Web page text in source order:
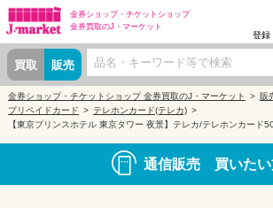
金券ショップ・ チケットショップ
金券買取のJ・マーケット
買取 販売
登録
金券ショップ・チケットショップ 金券買取のJ・マーケット
販
プリペイドカード
テレホンカード(テレカ)
【東京プリンスホテル 東京タワー 夜景】テレカ/テレホンカード
通信販売 買いたい